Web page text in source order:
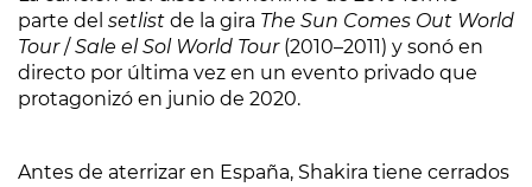
parte del setlist de la gira The Sun Comes Out World
Tour/Sale el Sol World Tour(2010–2011) y sonó en
directo por última vez en un evento privado que
protagonizó en junio de 2020.
Antes de aterrizar en España, Shakira tiene cerrados